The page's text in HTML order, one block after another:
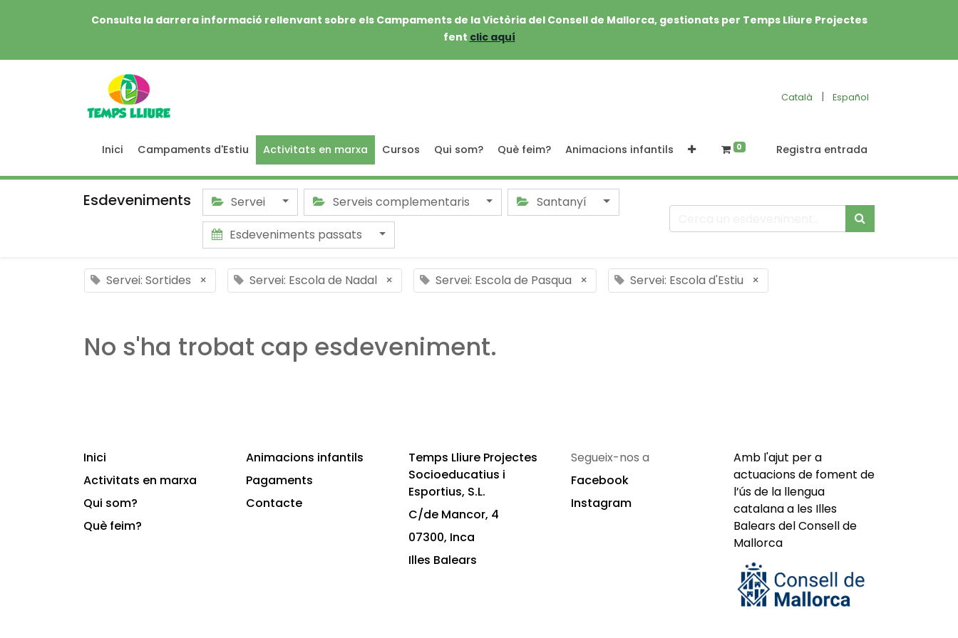
Consulta la darrera informació rellenvant sobre els Campaments de la Victòria del Consell de Mallorca, gestionats per Temps Lliure Projectes
fent clic aquí
Català | Español
Inici Campaments d'Estiu Activitats en marxa Cursos Qui som? Què feim? Animacions infantils 0 Registra entrada
Esdeveniments Servei Serveis complementaris
Santanyí
Esdeveniments passats
Servei: Sortides × Servei: Escola de Nadal × Servei: Escola de Pasqua × Servei: Escola d'Estiu ×
No s'ha trobat cap esdeveniment.
Inici
Activitats en marxa
Qui som?
Què feim?
Animacions infantils
Pagaments
Contacte
Temps Lliure Projectes
Socioeducatius i
Esportius, S.L.
C/de Mancor, 4
07300, Inca
Illes Balears
Segueix-nos a
Facebook
Instagram
Amb l'ajut per a
actuacions de foment de
l’ús de la llengua
catalana a les Illes
Balears del Consell de
Mallorca